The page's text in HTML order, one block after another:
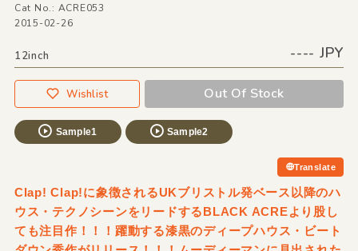
Cat No.: ACRE053
2015-02-26
12inch ---- JPY
Wishlist Out Of Stock
Sample1 Sample2
Translate
Clap! Clap!に象徴されるUKブリストル発ベース以降のハ
ウス・テクノシーンをリードするBLACK ACREより股し
ても注目作！！！躍動する漆黒のディープハウス・ビート